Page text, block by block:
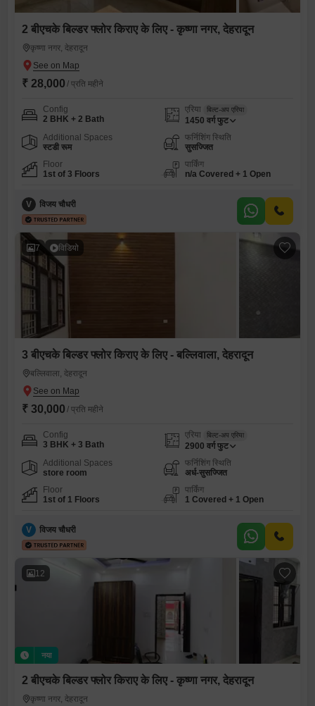
2 बीएचके बिल्डर फ्लोर किराए के लिए - कृष्णा नगर, देहरादून
कृष्णा नगर, देहरादून
₹ 28,000 / प्रति महीने
Config
2 BHK + 2 Bath
एरिया बिल्ट-अप एरिया
1450 वर्ग फुट
Additional Spaces
स्टडी रूम
फर्निशिंग स्थिति
सुसज्जित
Floor
1st of 3 Floors
पार्किंग
n/a Covered + 1 Open
V विजय चौधरी
7 विडियो
3 बीएचके बिल्डर फ्लोर किराए के लिए - बल्लिवाला, देहरादून
बल्लिवाला, देहरादून
₹ 30,000 / प्रति महीने
Config
3 BHK + 3 Bath
एरिया बिल्ट-अप एरिया
2900 वर्ग फुट
Additional Spaces
store room
फर्निशिंग स्थिति
अर्ध-सुसज्जित
Floor
1st of 1 Floors
पार्किंग
1 Covered + 1 Open
V विजय चौधरी
12
नया
2 बीएचके बिल्डर फ्लोर किराए के लिए - कृष्णा नगर, देहरादून
कृष्णा नगर, देहरादून